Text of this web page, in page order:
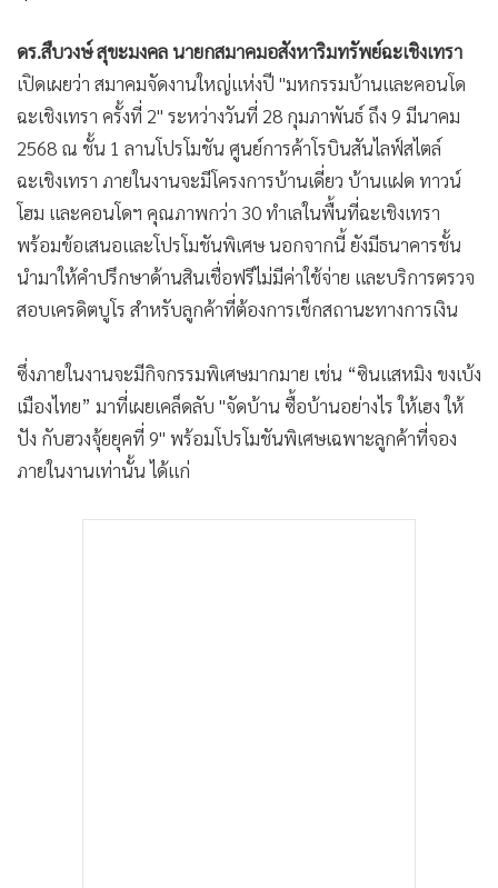
• อินโดจีน
• กองทุนรวม
• Celeb Online
• Factcheck
• ญี่ปุ่น
• News1
• Gotomanager
ดร.สืบวงษ์ สุขะมงคล นายกสมาคมอสังหาริมทรัพย์ฉะเชิงเทรา
เปิดเผยว่า สมาคมจัดงานใหญ่แห่งปี "มหกรรมบ้านและคอนโด
ฉะเชิงเทรา ครั้งที่ 2" ระหว่างวันที่ 28 กุมภาพันธ์ ถึง 9 มีนาคม
2568 ณ ชั้น 1 ลานโปรโมชัน ศูนย์การค้าโรบินสันไลฟ์สไตล์
ฉะเชิงเทรา ภายในงานจะมีโครงการบ้านเดี่ยว บ้านแฝด ทาวน์
โฮม และคอนโดฯ คุณภาพกว่า 30 ทำเลในพื้นที่ฉะเชิงเทรา
พร้อมข้อเสนอและโปรโมชันพิเศษ นอกจากนี้ ยังมีธนาคารชั้น
นำมาให้คำปรึกษาด้านสินเชื่อฟรีไม่มีค่าใช้จ่าย และบริการตรวจ
สอบเครดิตบูโร สำหรับลูกค้าที่ต้องการเช็กสถานะทางการเงิน
ซึ่งภายในงานจะมีกิจกรรมพิเศษมากมาย เช่น “ซินแสหมิง ขงเบ้ง
เมืองไทย” มาที่เผยเคล็ดลับ "จัดบ้าน ซื้อบ้านอย่างไร ให้เฮง ให้
ปัง กับฮวงจุ้ยยุคที่ 9" พร้อมโปรโมชันพิเศษเฉพาะลูกค้าที่จอง
ภายในงานเท่านั้น ได้แก่